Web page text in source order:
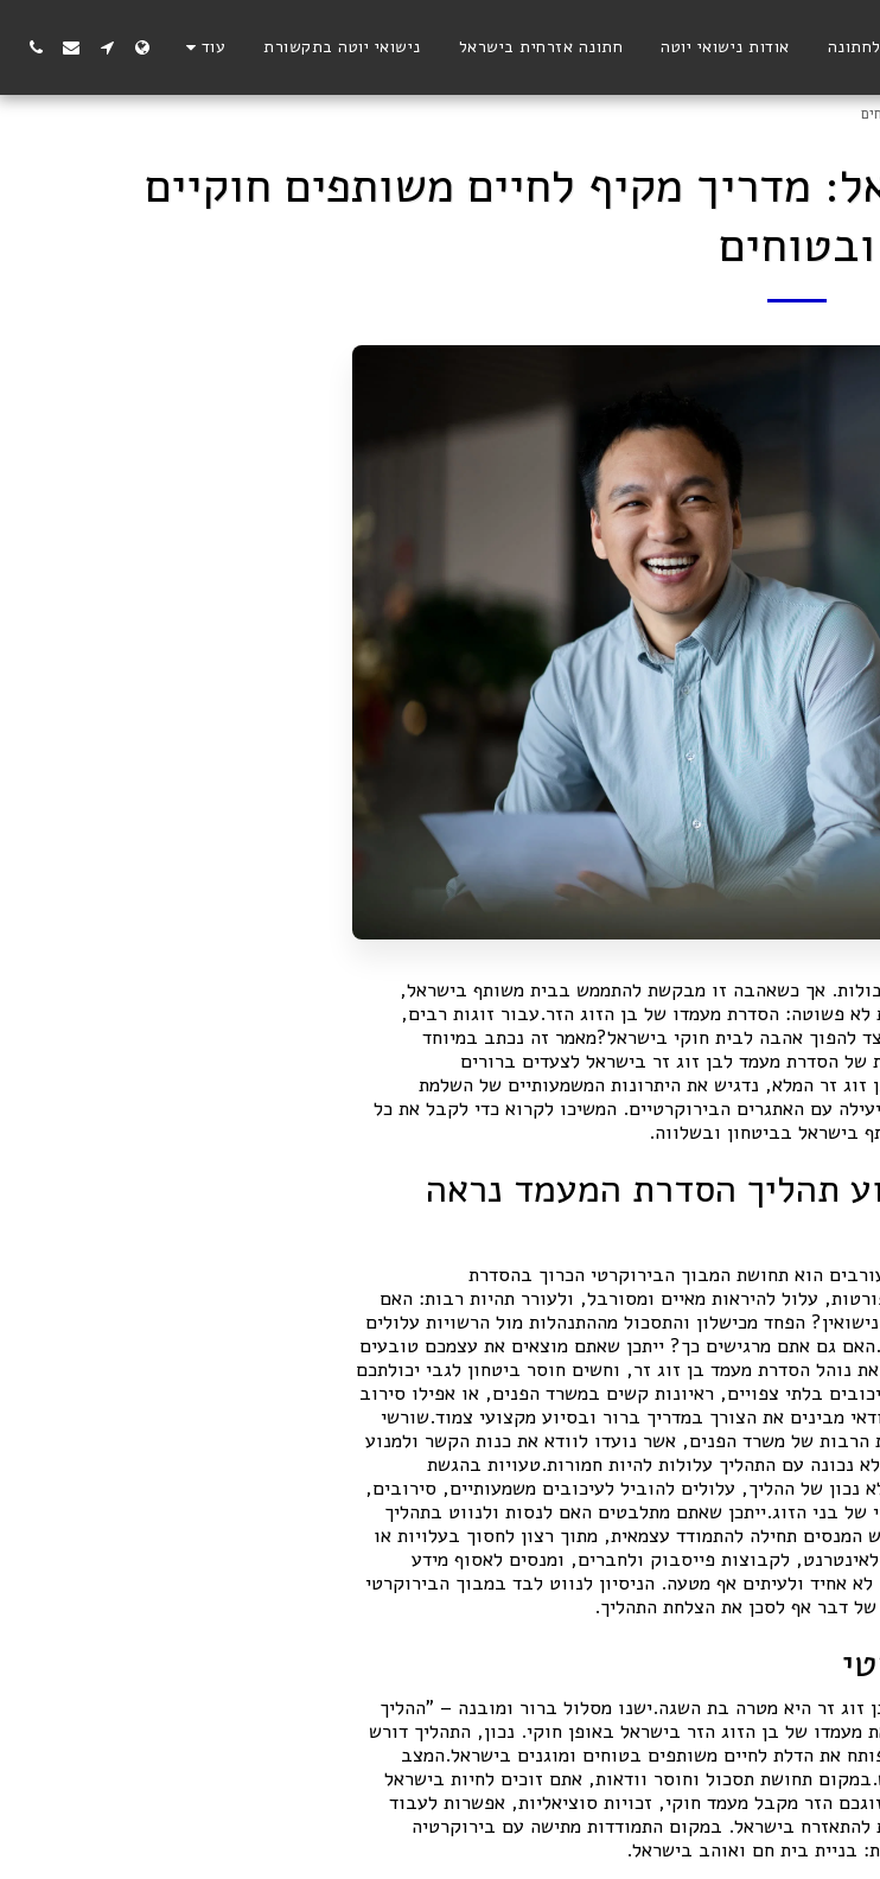
אודות נישואי יוטה חתונה אזרחית בישראל נישואי יוטה בתקשורת עוד
מדריך מקיף לחיים משותפים חוקיים
ובטוחים
אך כשאהבה זו מבקשת להתממש בבית משותף בישראל,
פשוטה: הסדרת מעמדו של בן הזוג הזר.עבור זוגות רבים,
להפוך אהבה לבית חוקי בישראל?מאמר זה נכתב במיוחד
של הסדרת מעמד לבן זוג זר בישראל לצעדים ברורים
זר המלא, נדגיש את היתרונות המשמעותיים של השלמת
עם האתגרים הבירוקרטיים. המשיכו לקרוא כדי לקבל את כל
בישראל בביטחון ובשלווה.
תהליך הסדרת המעמד נראה
הוא תחושת המבוך הבירוקרטי הכרוך בהסדרת
עלול להיראות מאיים ומסורבל, ולעורר תהיות רבות: האם
הפחד מכישלון והתסכול מההתנהלות מול הרשויות עלולים
גם אתם מרגישים כך? ייתכן שאתם מוצאים את עצמכם טובעים
נוהל הסדרת מעמד בן זוג זר, וחשים חוסר ביטחון לגבי יכולתכם
בלתי צפויים, ראיונות קשים במשרד הפנים, או אפילו סירוב
מבינים את הצורך במדריך ברור ובסיוע מקצועי צמוד.שורשי
הרבות של משרד הפנים, אשר נועדו לוודא את כנות הקשר ולמנוע
נכונה עם התהליך עלולות להיות חמורות.טעויות בהגשת
של ההליך, עלולים להוביל לעיכובים משמעותיים, סירובים,
של בני הזוג.ייתכן שאתם מתלבטים האם לנסות ולנווט בתהליך
המנסים תחילה להתמודד עצמאית, מתוך רצון לחסוך בעלויות או
לקבוצות פייסבוק ולחברים, ומנסים לאסוף מידע
אחיד ולעיתים אף מטעה. הניסיון לנווט לבד במבוך הבירוקרטי
של דבר אף לסכן את הצלחת התהליך.
זר היא מטרה בת השגה.ישנו מסלול ברור ומובנה – "ההליך
של בן הזוג הזר בישראל באופן חוקי. נכון, התהליך דורש
את הדלת לחיים משותפים בטוחים ומוגנים בישראל.המצב
תחושת תסכול וחוסר וודאות, אתם זוכים לחיות בישראל
הזר מקבל מעמד חוקי, זכויות סוציאליות, אפשרות לעבוד
בישראל. במקום התמודדות מתישה עם בירוקרטיה
בניית בית חם ואוהב בישראל.